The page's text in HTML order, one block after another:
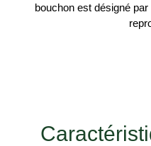
bouchon est désigné par